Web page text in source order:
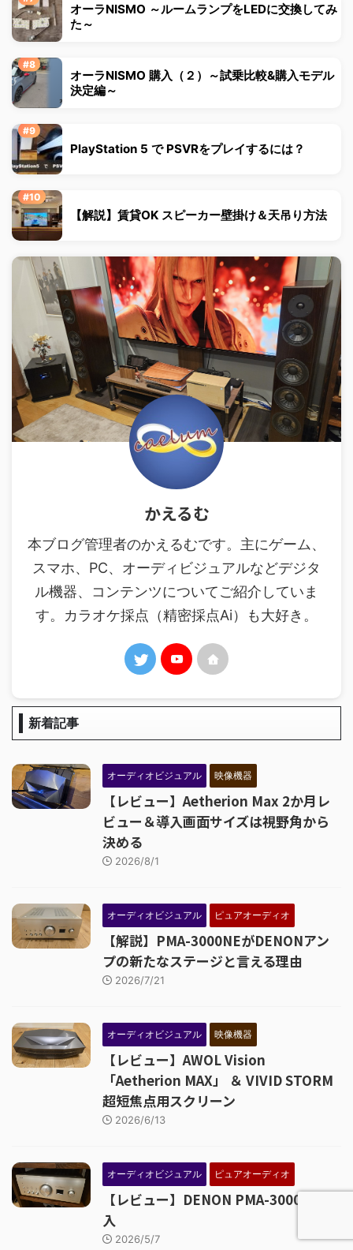
オーラNISMO ～ルームランプをLEDに交換してみ
た～
オーラNISMO 購入（２）～試乗比較&購入モデル
決定編～
PlayStation 5 で PSVRをプレイするには？
【解説】賃貸OK スピーカー壁掛け＆天吊り方法
かえるむ
本ブログ管理者のかえるむです。主にゲーム、
スマホ、PC、オーディビジュアルなどデジタ
ル機器、コンテンツについてご紹介していま
す。カラオケ採点（精密採点Ai）も大好き。
新着記事
オーディオビジュアル 映像機器
【レビュー】Aetherion Max 2か月レ
ビュー＆導入画面サイズは視野角から
決める
2026/8/1
オーディオビジュアル ピュアオーディオ
【解説】PMA-3000NEがDENONアン
プの新たなステージと言える理由
2026/7/21
オーディオビジュアル 映像機器
【レビュー】AWOL Vision
「Aetherion MAX」 ＆ VIVID STORM
超短焦点用スクリーン
2026/6/13
オーディオビジュアル ピュアオーディオ
【レビュー】DENON PMA-3000NE 導
入
2026/5/7